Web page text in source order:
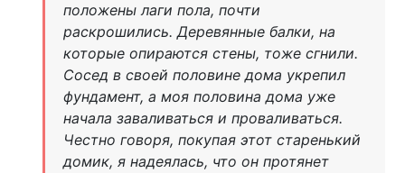
положены лаги пола, почти
раскрошились. Деревянные балки, на
которые опираются стены, тоже сгнили.
Сосед в своей половине дома укрепил
фундамент, а моя половина дома уже
начала заваливаться и проваливаться.
Честно говоря, покупая этот старенький
домик, я надеялась, что он протянет